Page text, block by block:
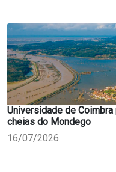
Universidade de
cheias do Mondego
16/07/2026